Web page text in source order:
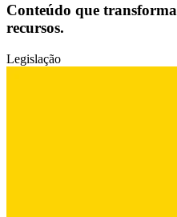
Conteúdo que transforma
recursos.
Legislação